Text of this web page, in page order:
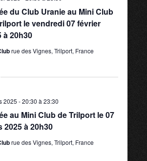
i
g
a
i
o
v
e
du Club Uranie au Mini Club
le vendredi 07 février
à 20h30
rue des Vignes, Trilport, France
au Mini Club de Trilport le 07
2025 à 20h30
2025 - 20:30 à 23:30
rue des Vignes, Trilport, France